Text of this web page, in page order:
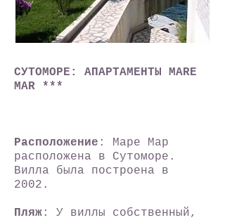
СУТОМОРЕ: АПАРТАМЕНТЫ MARE
MAR ***
Расположение : Маре Мар
расположена в Сутоморе.
Вилла была построена в
2002.
Пляж : У виллы собственный,